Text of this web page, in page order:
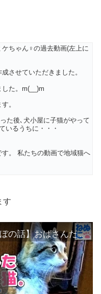
ケちゃん♀の過去動画(左上に
させていただきました。
た。m(__)m
。
た後､犬小屋に子猫がやって
いるうちに・・・
。 私たちの動画で地域猫へ
す
450【視聴者さんの猫のほのぼの話】おばさんたちを見事に下僕化した甘えん坊の野良猫。夫が単身赴任になった途端、家の中に入って来て・・・